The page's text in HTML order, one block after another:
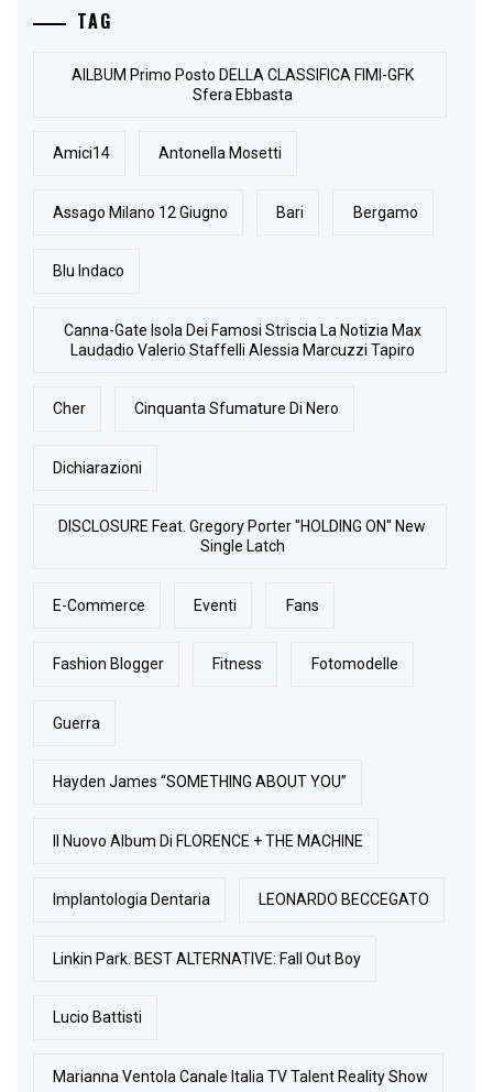
TAG
AlLBUM Primo Posto DELLA CLASSIFICA FIMI-GFK
Sfera Ebbasta
Amici14 Antonella Mosetti
Assago Milano 12 Giugno Bari Bergamo
Blu Indaco
Canna-Gate Isola Dei Famosi Striscia La Notizia Max
Laudadio Valerio Staffelli Alessia Marcuzzi Tapiro
Cher Cinquanta Sfumature Di Nero
Dichiarazioni
DISCLOSURE Feat. Gregory Porter "HOLDING ON" New
Single Latch
E-Commerce Eventi Fans
Fashion Blogger Fitness Fotomodelle
Guerra
Hayden James “SOMETHING ABOUT YOU”
Il Nuovo Album Di FLORENCE + THE MACHINE
Implantologia Dentaria LEONARDO BECCEGATO
Linkin Park. BEST ALTERNATIVE: Fall Out Boy
Lucio Battisti
Marianna Ventola Canale Italia TV Talent Reality Show